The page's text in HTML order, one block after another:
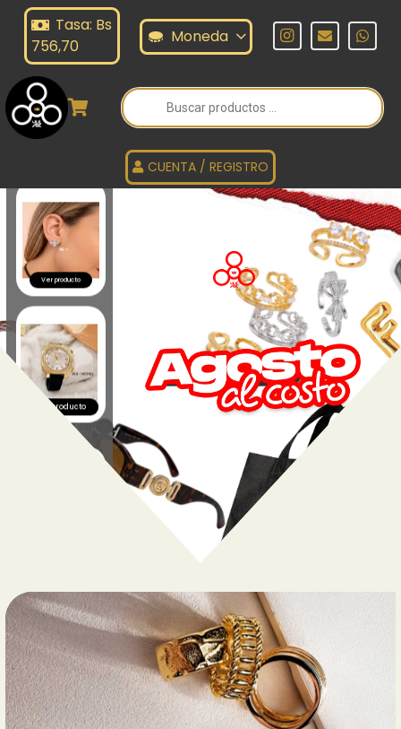
Tasa: Bs
756,70
Moneda
Búsqueda
de
productos
CUENTA / REGISTRO
Ver producto
Ver producto
Ver todos los productos